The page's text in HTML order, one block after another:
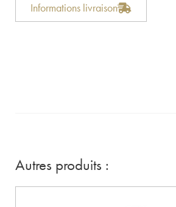
Informations livraison
Autres produits :